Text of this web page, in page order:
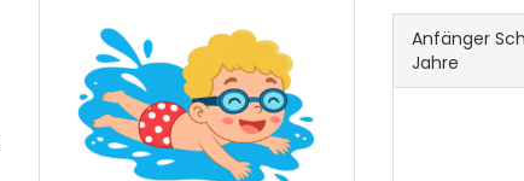
Anfänger
Jahre